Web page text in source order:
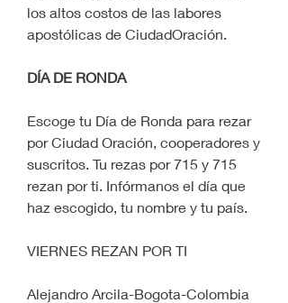
los altos costos de las labores
apostólicas de CiudadOración.
DÍA DE RONDA
Escoge tu Día de Ronda para rezar
por Ciudad Oración, cooperadores y
suscritos. Tu rezas por 715 y 715
rezan por ti. Infórmanos el día que
haz escogido, tu nombre y tu país.
VIERNES REZAN POR TI
Alejandro Arcila-Bogota-Colombia